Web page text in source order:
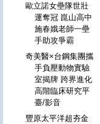
歐立諾女壘隊世壯
運奪冠 崑山高中
施春娥老師一壘
手助攻爭霸
奇美醫×台鋼集團攜
手負壓動物實驗
室揭牌 跨界進化
高階臨床研究平
臺/影音
豐原太平洋超夯金